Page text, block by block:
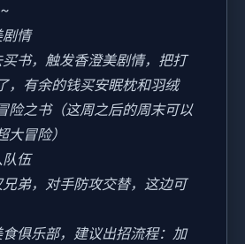
情
书，触发香澄美剧情，把打
，有余的钱买安眠枕和羽绒
险之书（这周之后的周末可以
冒险）
伍
弟，对手防攻交替，这边可
俱乐部，建议出招流程：加